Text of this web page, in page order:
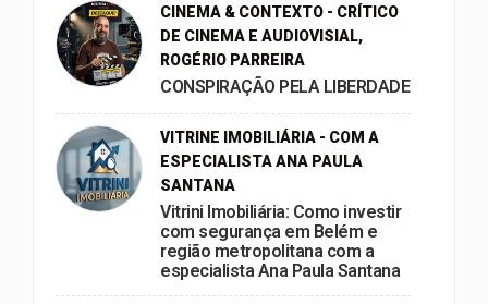
CINEMA & CONTEXTO - CRÍTICO
DE CINEMA E AUDIOVISIAL,
ROGÉRIO PARREIRA
CONSPIRAÇÃO PELA LIBERDADE
VITRINE IMOBILIÁRIA - COM A
ESPECIALISTA ANA PAULA
SANTANA
Vitrini Imobiliária: Como investir
com segurança em Belém e
região metropolitana com a
especialista Ana Paula Santana